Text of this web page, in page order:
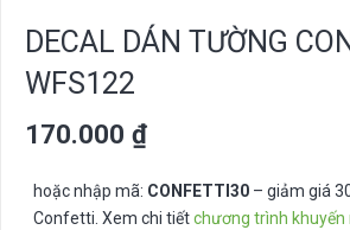
DECAL DÁN TƯỜNG
WFS122
170.000 ₫
hoặc nhập mã: CONFETTI30 – giảm giá
Confetti. Xem chi tiếtchương trình